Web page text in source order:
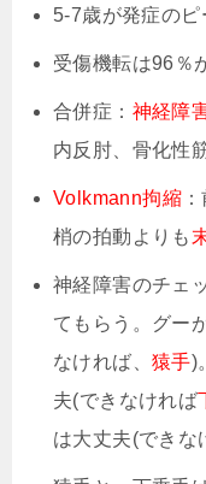
5-7歳が発症のピ
受傷機転は96％
合併症： 神経障
内反肘、骨化性
Volkmann拘縮
梢の拍動よりも
神経障害のチェ
てもらう。グー
なければ、 猿手)
夫(できなければ
は大丈夫(できな